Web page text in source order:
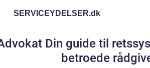
SERVICEYDELSER.dk
Din guide til
betroede